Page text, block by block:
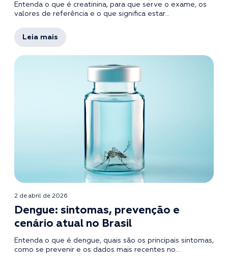
Entenda o que é creatinina, para que serve o exame, os
valores de referência e o que significa estar...
Leia mais
2 de abril de 2026
Dengue: sintomas, prevenção e
cenário atual no Brasil
Entenda o que é dengue, quais são os principais sintomas,
como se prevenir e os dados mais recentes no...